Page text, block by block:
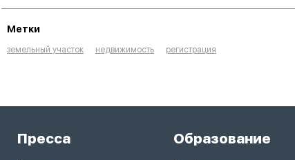
Метки
земельный участок недвижимость регистрация
Пресса Образование